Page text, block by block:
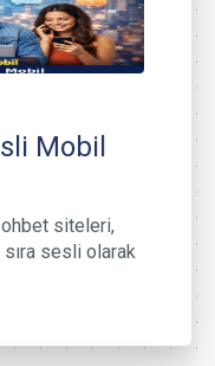
Mobil
siteleri,
sıra sesli olarak